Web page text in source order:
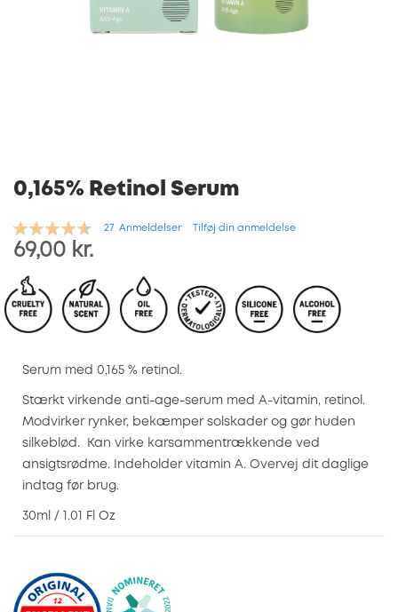
0,165% Retinol Serum
Bedømmelse:
93
% of 100
27 Anmeldelser Tilføj din anmeldelse
69,00 kr.
Serum med 0,165 % retinol.
Stærkt virkende anti-age-serum med A-vitamin, retinol.
Modvirker rynker, bekæmper solskader og gør huden
silkeblød. Kan virke karsammentrækkende ved
ansigtsrødme. Indeholder vitamin A. Overvej dit daglige
indtag før brug.
30ml / 1.01 Fl Oz